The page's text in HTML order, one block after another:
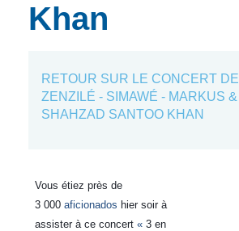
Khan
RETOUR SUR LE CONCERT DE
ZENZILÉ - SIMAWÉ - MARKUS &
SHAHZAD SANTOO KHAN
Vous étiez près de
3 000 aficionados hier soir à
assister à ce concert « 3 en